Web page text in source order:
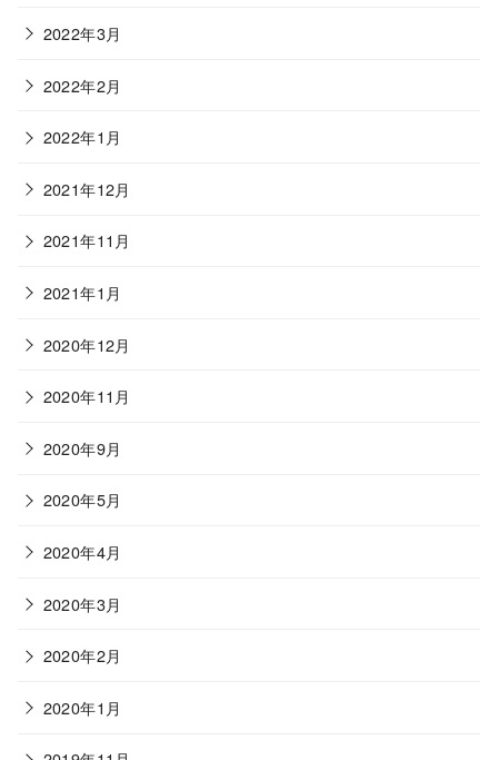
2022年3月
2022年2月
2022年1月
2021年12月
2021年11月
2021年1月
2020年12月
2020年11月
2020年9月
2020年5月
2020年4月
2020年3月
2020年2月
2020年1月